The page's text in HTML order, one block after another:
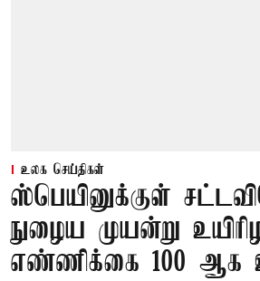
உலக செய்திகள்
ஸ்பெயினுக்குள்
நுழைய முயன்று
எண்ணிக்கை 100 ஆக